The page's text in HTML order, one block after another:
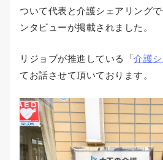
ついて代表と介護シェアリング
ンタビューが掲載されました。
リジョブが推進している「介護
てお話させて頂いております。